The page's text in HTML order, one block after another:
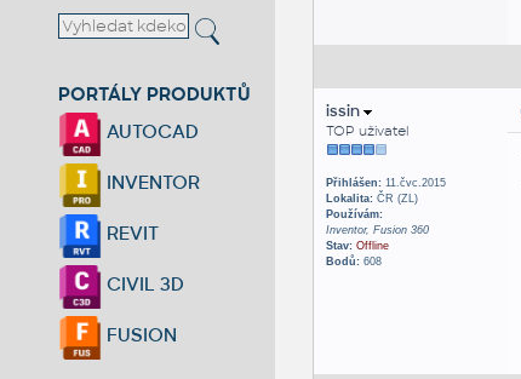
PORTÁLY PRODUKTŮ
AUTOCAD
INVENTOR
REVIT
CIVIL 3D
FUSION
issin
TOP uživatel
Přihlášen:11.čvc.2015
Lokalita:ČR (ZL)
Používám:
Inventor, Fusion 360
Stav: Offline
Bodů:608